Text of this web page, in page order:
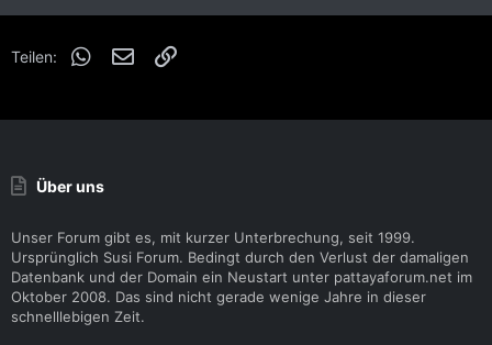
Teilen: WhatsApp
E-Mail
Über uns
Unser Forum gibt es, mit kurzer Unterbrechung, seit 1999.
Ursprünglich Susi Forum. Bedingt durch den Verlust der damaligen
Datenbank und der Domain ein Neustart unter pattayaforum.net im
Oktober 2008. Das sind nicht gerade wenige Jahre in dieser
schnelllebigen Zeit.